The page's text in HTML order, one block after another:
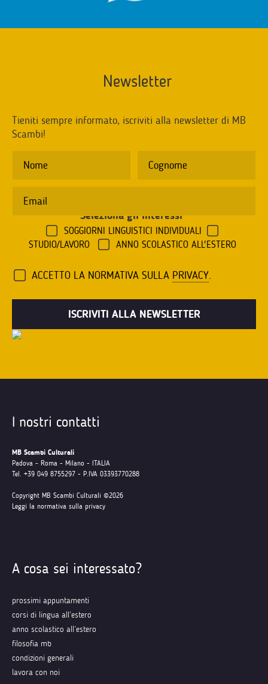
Newsletter
Tieniti sempre informato, iscriviti alla newsletter di MB
Scambi!
Seleziona gli interessi
SOGGIORNI LINGUISTICI INDIVIDUALI
STUDIO/LAVORO
ANNO SCOLASTICO ALL'ESTERO
ACCETTO LA NORMATIVA SULLA PRIVACY.
I nostri contatti
MB Scambi Culturali
Padova - Roma - Milano - ITALIA
Tel. +39 049 8755297 - P.IVA 03393770288
Copyright MB Scambi Culturali ©2026
Leggi la normativa sulla privacy
A cosa sei interessato?
prossimi appuntamenti
corsi di lingua all’estero
anno scolastico all’estero
filosofia mb
condizioni generali
lavora con noi